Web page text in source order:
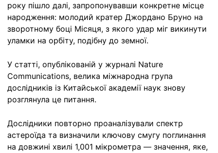
року пішло далі, запропонувавши конкретне місце
народження: молодий кратер Джордано Бруно на
зворотному боці Місяця, з якого удар міг викинути
уламки на орбіту, подібну до земної.
У статті, опублікованій у журналі Nature
Communications, велика міжнародна група
дослідників із Китайської академії наук знову
розглянула це питання.
Дослідники повторно проаналізували спектр
астероїда та визначили ключову смугу поглинання
на довжині хвилі 1,001 мікрометра — значення, яке,